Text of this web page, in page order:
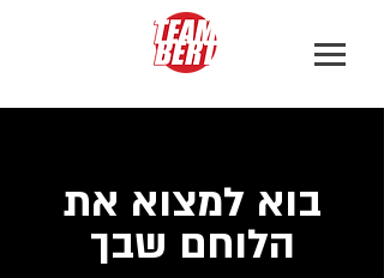
בוא למצוא את
הלוחם שבך